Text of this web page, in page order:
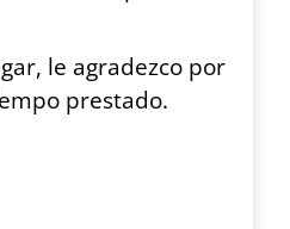
le agradezco por
prestado.